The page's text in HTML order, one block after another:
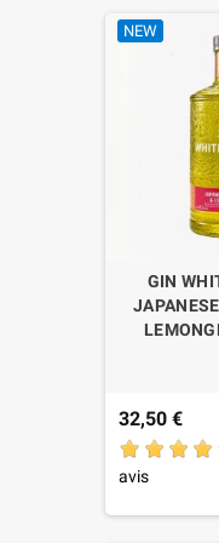
continenti
alambicco di
La distilleria
storia
ed è
oriente in cui
conquista e
NEW
GIN
32,50 €
avis